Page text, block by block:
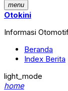
menu
Otokini
Informasi
Beranda
Index Berita
light_mode
home